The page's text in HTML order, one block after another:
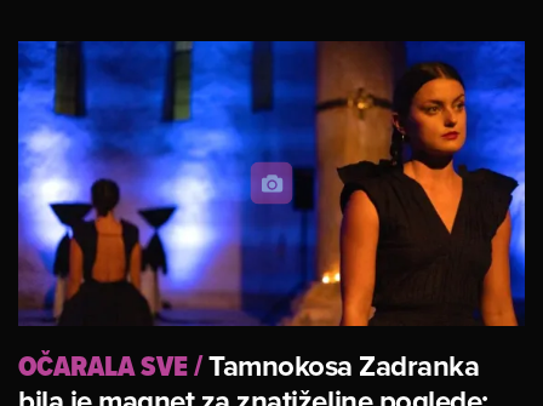
OČARALA SVE/Tamnokosa Zadranka